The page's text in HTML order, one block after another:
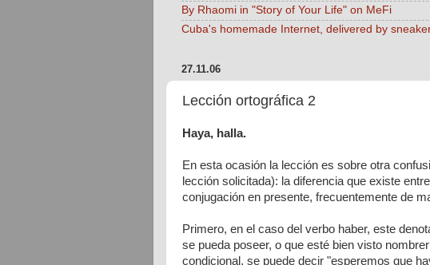
By Rhaomi in "Story of Your Life" on MeFi
Cuba's homemade Internet, delivered by
27.11.06
Lección ortográfica 2
Haya, halla.
En esta ocasión la lección es sobre otra
lección solicitada): la diferencia que existe
conjugación en presente, frecuentemente de
Primero, en el caso del verbo haber, este
se pueda poseer, o que esté bien visto
condicional, se puede decir "esperemos que